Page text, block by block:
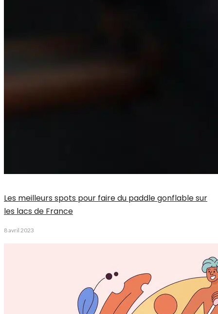
Les meilleurs spots pour faire du paddle gonflable sur
les lacs de France
8 avril 2023